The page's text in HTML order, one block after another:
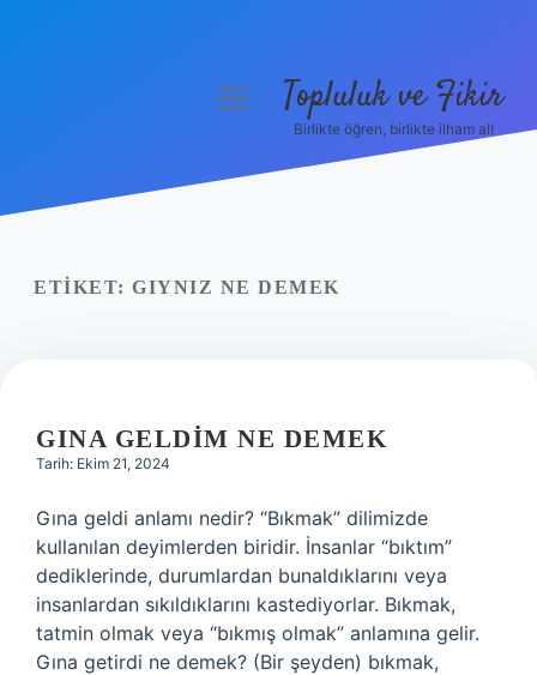
Yasal Uyarı
menüyüTopluluk ve Fikir
Birlikte öğren, birlikte ilham al!
ETIKET: GIYNIZ NE DEMEK
GINA GELDIM NE DEMEK
Tarih: Ekim 21, 2024
Gına geldi anlamı nedir? “Bıkmak” dilimizde
kullanılan deyimlerden biridir. İnsanlar “bıktım”
dediklerinde, durumlardan bunaldıklarını veya
insanlardan sıkıldıklarını kastediyorlar. Bıkmak,
tatmin olmak veya “bıkmış olmak” anlamına gelir.
Gına getirdi ne demek? (Bir şeyden) bıkmak,